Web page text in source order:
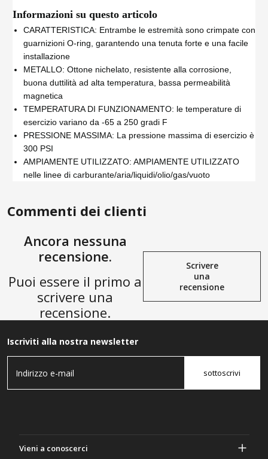
Informazioni su questo articolo
CARATTERISTICA: Entrambe le estremità sono crimpate con
guarnizioni O-ring, garantendo una tenuta forte e una facile
installazione
METALLO: Ottone nichelato, resistente alla corrosione,
buona duttilità ad alta temperatura, bassa permeabilità
magnetica
TEMPERATURA DI FUNZIONAMENTO: le temperature di
esercizio variano da -65 a 250 gradi F
PRESSIONE MASSIMA: La pressione massima di esercizio è
300 PSI
AMPIAMENTE UTILIZZATO: AMPIAMENTE UTILIZZATO
nelle linee di carburante/aria/liquidi/olio/gas/vuoto
Commenti dei clienti
Ancora nessuna
recensione.
Puoi essere il primo a
scrivere una
recensione.
Scrivere
una
recensione
Iscriviti alla nostra newsletter
sottoscrivi
Vieni a conoscerci